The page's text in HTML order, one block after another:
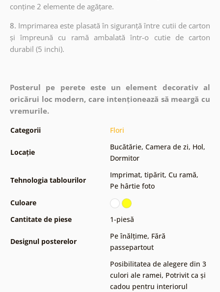
conține 2 elemente de agățare.
8. Imprimarea este plasată în siguranță între cutii de carton
și împreună cu ramă ambalată într-o cutie de carton
durabil (5 inchi).
Posterul pe perete este un element decorativ al
oricărui loc modern, care intenționează să meargă cu
vremurile.
Categorii Flori
Locație
Bucătărie, Camera de zi, Hol,
Dormitor
Tehnologia tablourilor
Imprimat, tipărit, Cu ramă,
Pe hârtie foto
Culoare
Cantitate de piese
1-piesă
Designul posterelor
Pe înălțime, Fără
passepartout
Posibilitatea de alegere din 3
culori ale ramei, Potrivit ca și
cadou pentru interiorul